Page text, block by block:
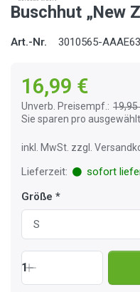
Buschhut „New
Art.-Nr. 3010565-
16,99 €
Unverb. Preisempf.: 19,95
Sie sparen pro
inkl. MwSt. zzgl.
Lieferzeit:
sofort
Größe
1